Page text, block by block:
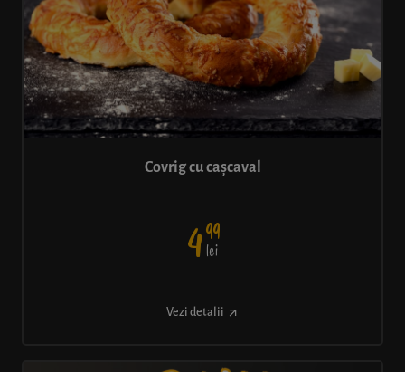
Covrig cu cașcaval
499
lei
Vezi detalii